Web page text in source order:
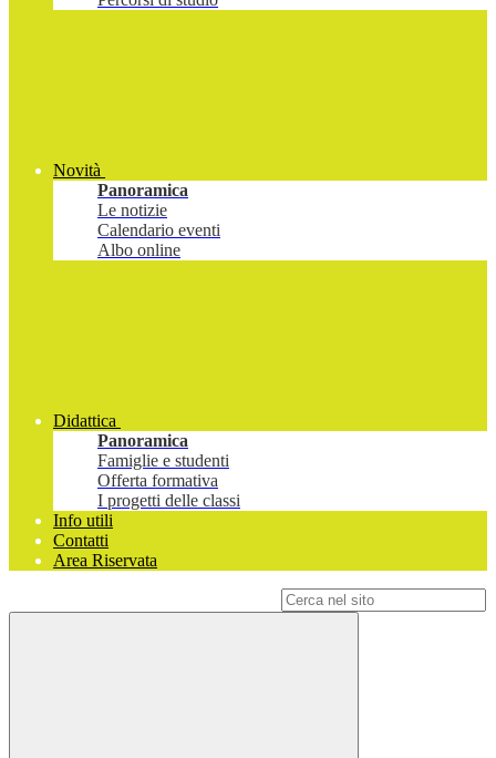
Novità
Panoramica
Le notizie
Calendario eventi
Albo online
Didattica
Panoramica
Famiglie e studenti
Offerta formativa
I progetti delle classi
Info utili
Contatti
Area Riservata